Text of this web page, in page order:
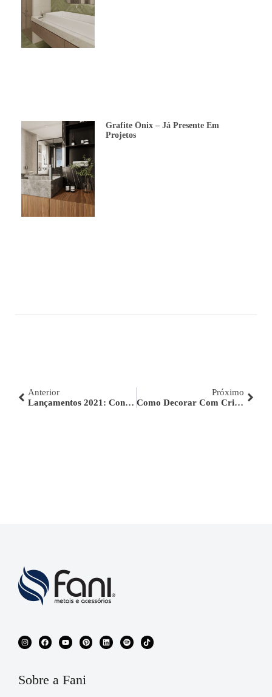
Grafite Ônix – Já Presente Em
Projetos
Anterior
Lançamentos 2021: Conheça As Novidades Da Fani!
Próximo
Como Decorar Com Criatividade Ao Utilizar Acessórios?
Sobre a Fani